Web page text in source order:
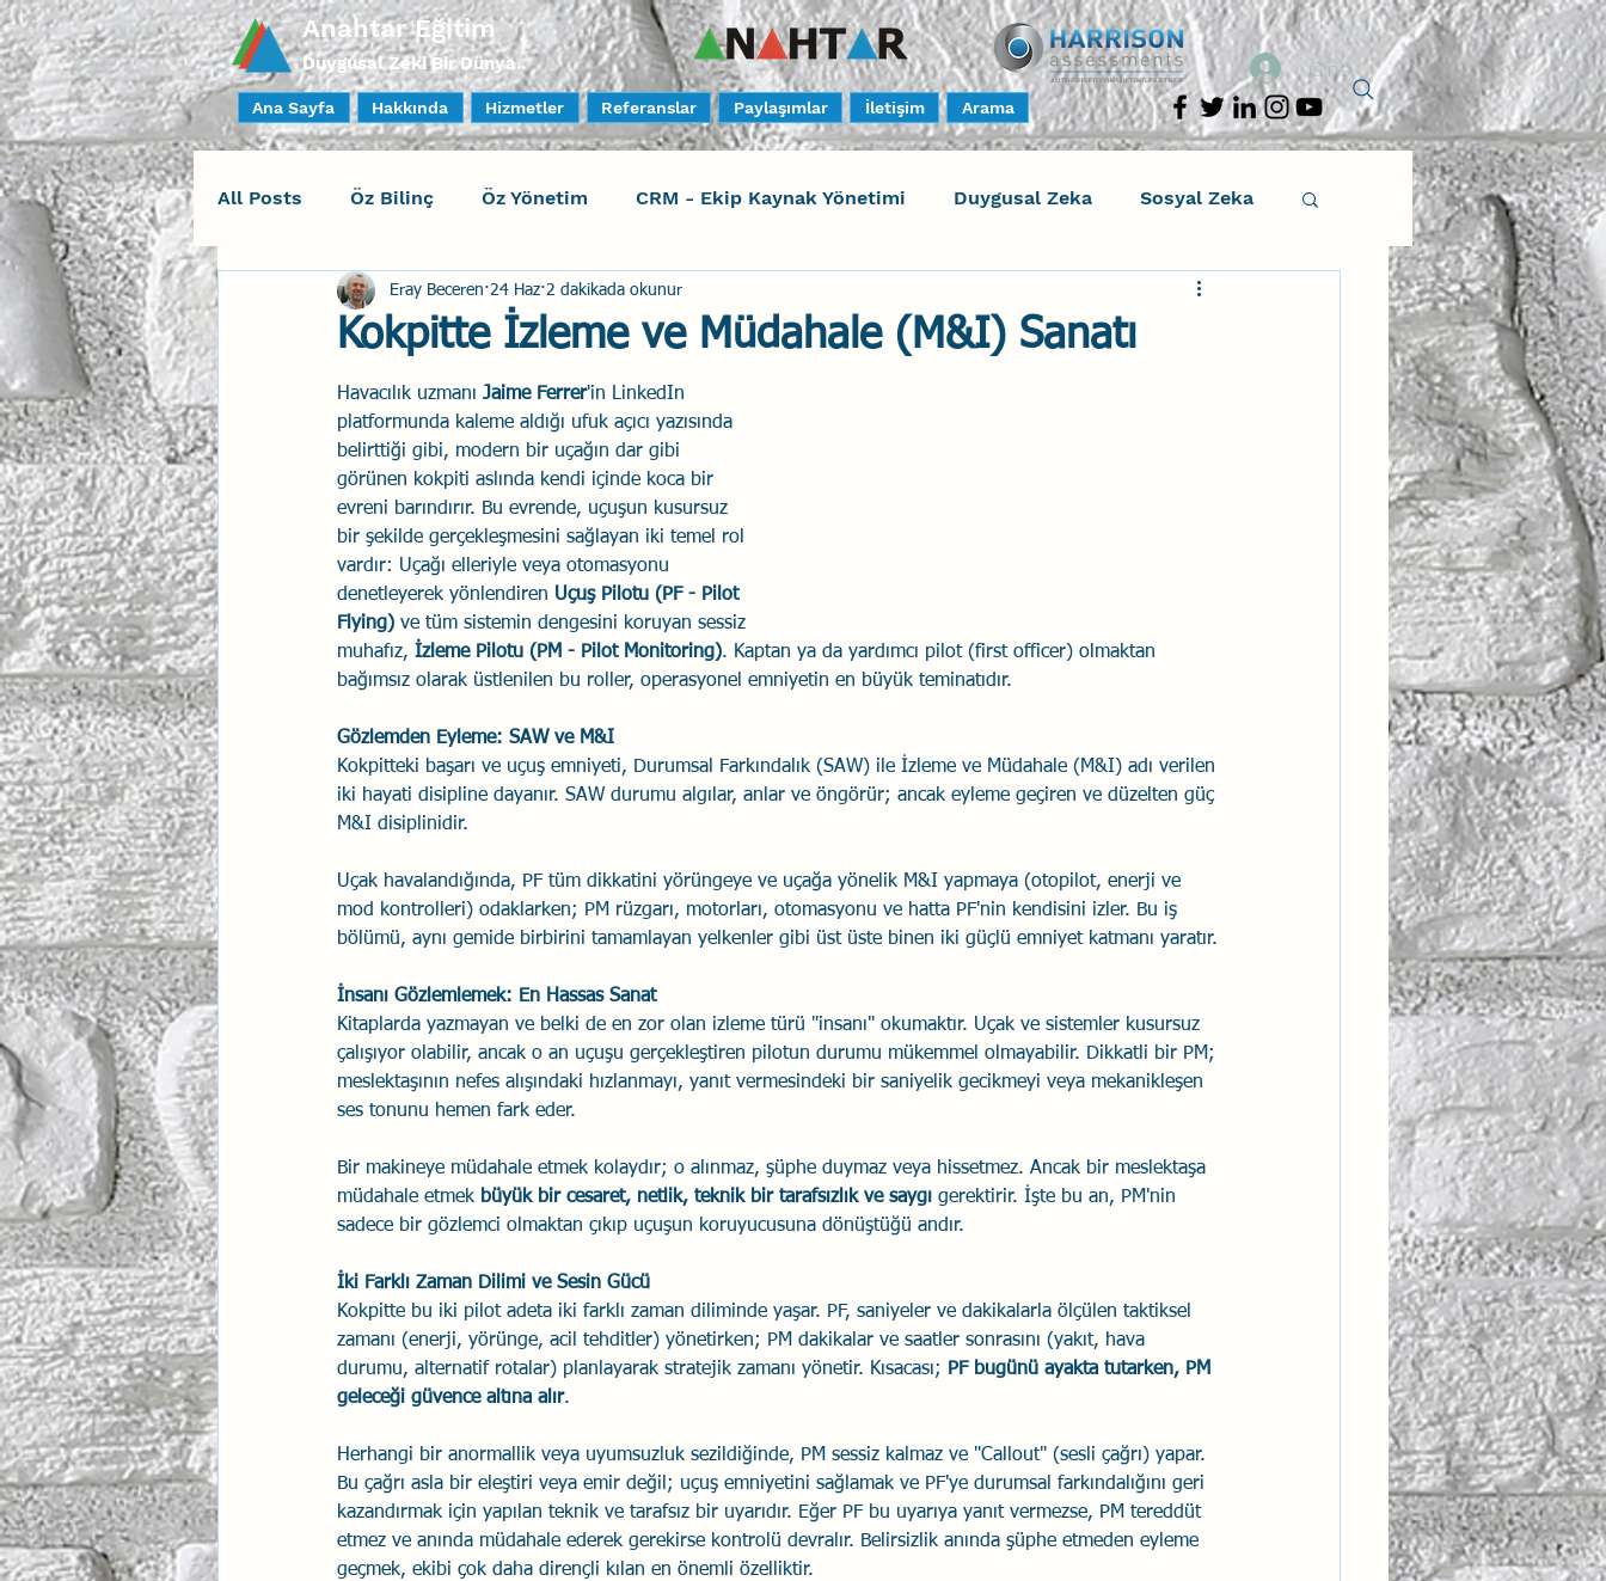
Anahtar Eğitim
Duygusal Zeki Bir Dünya..
Ana Sayfa Hakkında Hizmetler Referanslar Paylaşımlar İletişim Arama
Giriş
All Posts Öz Bilinç Öz Yönetim CRM - Ekip Kaynak Yönetimi Duygusal Zeka Sosyal Zeka
Sosyal Bilinç İlişki Yönetimi Harrison Assessments
Yaratıcı Drama İnsan Faktörleri - Human Factors
Duygusal Zeka Koçluğu Uçak Kazaları Sosyal Zekâ
İlişki Yönetimi Sun Tzu Savaş Sanatı Wellbeing
Psikolojik Güvenlik Havacılık Eğitimler Duygusal Zekâ Stres
Kokpitte İzleme ve Müdahale (M&I) Sanatı
Eray Beceren 24 Haz 2 dakikada okunur
Havacılık uzmanı Jaime Ferrer'in LinkedIn
platformunda kaleme aldığı ufuk açıcı yazısında
belirttiği gibi, modern bir uçağın dar gibi
görünen kokpiti aslında kendi içinde koca bir
evreni barındırır. Bu evrende, uçuşun kusursuz
bir şekilde gerçekleşmesini sağlayan iki temel rol
vardır: Uçağı elleriyle veya otomasyonu
denetleyerek yönlendiren Uçuş Pilotu (PF - Pilot
Flying) ve tüm sistemin dengesini koruyan sessiz
muhafız, İzleme Pilotu (PM - Pilot Monitoring). Kaptan ya da yardımcı pilot (first officer) olmaktan
bağımsız olarak üstlenilen bu roller, operasyonel emniyetin en büyük teminatıdır.
Gözlemden Eyleme: SAW ve M&I
Kokpitteki başarı ve uçuş emniyeti, Durumsal Farkındalık (SAW) ile İzleme ve Müdahale (M&I) adı verilen
iki hayati disipline dayanır. SAW durumu algılar, anlar ve öngörür; ancak eyleme geçiren ve düzelten güç
M&I disiplinidir.
Uçak havalandığında, PF tüm dikkatini yörüngeye ve uçağa yönelik M&I yapmaya (otopilot, enerji ve
mod kontrolleri) odaklarken; PM rüzgarı, motorları, otomasyonu ve hatta PF'nin kendisini izler. Bu iş
bölümü, aynı gemide birbirini tamamlayan yelkenler gibi üst üste binen iki güçlü emniyet katmanı yaratır.
İnsanı Gözlemlemek: En Hassas Sanat
Kitaplarda yazmayan ve belki de en zor olan izleme türü "insanı" okumaktır. Uçak ve sistemler kusursuz
çalışıyor olabilir, ancak o an uçuşu gerçekleştiren pilotun durumu mükemmel olmayabilir. Dikkatli bir PM;
meslektaşının nefes alışındaki hızlanmayı, yanıt vermesindeki bir saniyelik gecikmeyi veya mekanikleşen
ses tonunu hemen fark eder.
Bir makineye müdahale etmek kolaydır; o alınmaz, şüphe duymaz veya hissetmez. Ancak bir meslektaşa
müdahale etmek büyük bir cesaret, netlik, teknik bir tarafsızlık ve saygı gerektirir. İşte bu an, PM'nin
sadece bir gözlemci olmaktan çıkıp uçuşun koruyucusuna dönüştüğü andır.
İki Farklı Zaman Dilimi ve Sesin Gücü
Kokpitte bu iki pilot adeta iki farklı zaman diliminde yaşar. PF, saniyeler ve dakikalarla ölçülen taktiksel
zamanı (enerji, yörünge, acil tehditler) yönetirken; PM dakikalar ve saatler sonrasını (yakıt, hava
durumu, alternatif rotalar) planlayarak stratejik zamanı yönetir. Kısacası;
PF bugünü ayakta tutarken, PM
geleceği güvence altına alır.
Herhangi bir anormallik veya uyumsuzluk sezildiğinde, PM sessiz kalmaz ve "Callout" (sesli çağrı) yapar.
Bu çağrı asla bir eleştiri veya emir değil; uçuş emniyetini sağlamak ve PF'ye durumsal farkındalığını geri
kazandırmak için yapılan teknik ve tarafsız bir uyarıdır. Eğer PF bu uyarıya yanıt vermezse, PM tereddüt
etmez ve anında müdahale ederek gerekirse kontrolü devralır. Belirsizlik anında şüphe etmeden eyleme
geçmek, ekibi çok daha dirençli kılan en önemli özelliktir.